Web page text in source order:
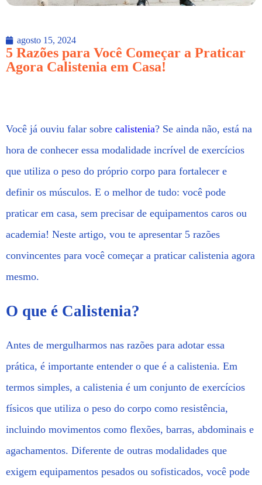
agosto 15, 2024
5 Razões para Você Começar a Praticar
Agora Calistenia em Casa!
Você já ouviu falar sobre calistenia? Se ainda não, está na
hora de conhecer essa modalidade incrível de exercícios
que utiliza o peso do próprio corpo para fortalecer e
definir os músculos. E o melhor de tudo: você pode
praticar em casa, sem precisar de equipamentos caros ou
academia! Neste artigo, vou te apresentar 5 razões
convincentes para você começar a praticar calistenia agora
mesmo.
O que é Calistenia?
Antes de mergulharmos nas razões para adotar essa
prática, é importante entender o que é a calistenia. Em
termos simples, a calistenia é um conjunto de exercícios
físicos que utiliza o peso do corpo como resistência,
incluindo movimentos como flexões, barras, abdominais e
agachamentos. Diferente de outras modalidades que
exigem equipamentos pesados ou sofisticados, você pode